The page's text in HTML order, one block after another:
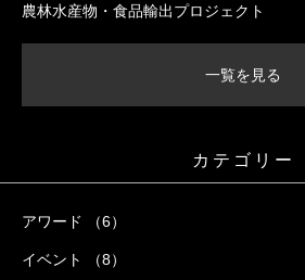
農林水産物・食品輸出プロジェクト
一覧を見る
カテゴリー
アワード （6）
イベント （8）